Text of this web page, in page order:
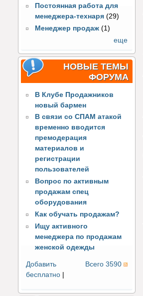
Постоянная работа для
менеджера-технаря (29)
Менеджер продаж (1)
еще
НОВЫЕ ТЕМЫ
ФОРУМА
В Клубе Продажников
новый бармен
В связи со СПАМ атакой
временно вводится
премодерация
материалов и
регистрации
пользователей
Вопрос по активным
продажам спец
оборудования
Как обучать продажам?
Ищу активного
менеджера по продажам
женской одежды
Всего 3590
Добавить
бесплатно |